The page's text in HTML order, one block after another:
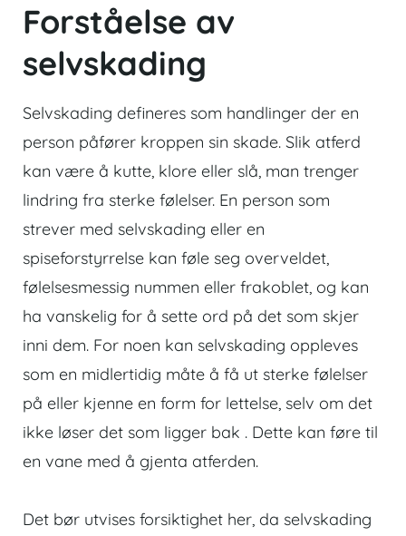
Forståelse av
selvskading
Selvskading defineres som handlinger der en
person påfører kroppen sin skade. Slik atferd
kan være å kutte, klore eller slå, man trenger
lindring fra sterke følelser. En person som
strever med selvskading eller en
spiseforstyrrelse kan føle seg overveldet,
følelsesmessig nummen eller frakoblet, og kan
ha vanskelig for å sette ord på det som skjer
inni dem. For noen kan selvskading oppleves
som en midlertidig måte å få ut sterke følelser
på eller kjenne en form for lettelse, selv om det
ikke løser det som ligger bak . Dette kan føre til
en vane med å gjenta atferden.
Det bør utvises forsiktighet her, da selvskading